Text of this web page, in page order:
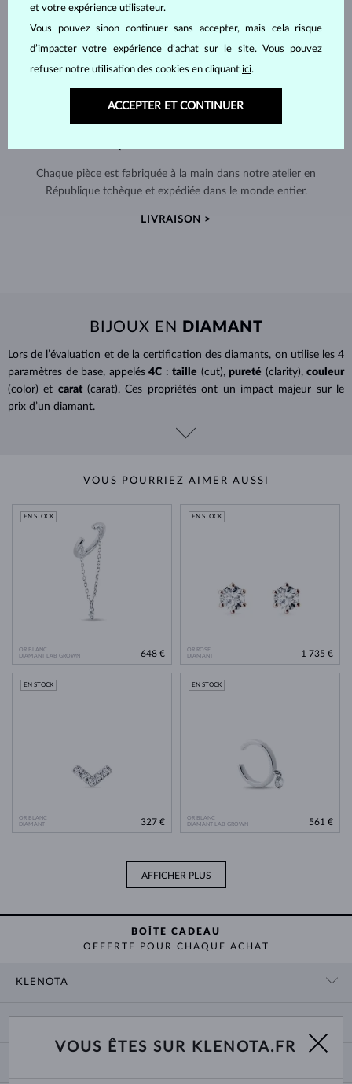
Chaque pièce est fabriquée à la main dans notre atelier en
République tchèque et expédiée dans le monde entier.
LIVRAISON >
BIJOUX EN DIAMANT
Lors de l’évaluation et de la certification desdiamants, on utilise les 4
paramètres de base, appelés 4C : taille (cut), pureté (clarity), couleur
(color) et carat (carat). Ces propriétés ont un impact majeur sur le
prix d’un diamant.
VOUS POURRIEZ AIMER AUSSI
OR BLANC
DIAMANT LAB GROWN
EN STOCK
648 €
OR ROSE
DIAMANT
EN STOCK
1 735 €
OR BLANC
DIAMANT
EN STOCK
327 €
OR BLANC
DIAMANT LAB GROWN
EN STOCK
561 €
AFFICHER PLUS
BOÎTE CADEAU
OFFERTE POUR CHAQUE ACHAT
KLENOTA
NOUS CONNAÎTRE
LIVRAISON ET PAIEMENT
et votre expérience utilisateur.
Vous pouvez sinon continuer sans accepter, mais cela risque
d’impacter votre expérience d’achat sur le site. Vous pouvez
refuser notre utilisation des cookies en cliquant ici.
ACCEPTER ET CONTINUER
VOUS ÊTES SUR KLENOTA.FR